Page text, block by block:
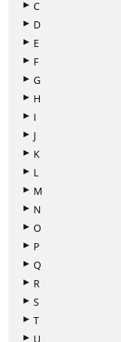
C
D
E
F
G
H
I
J
K
L
M
N
O
P
Q
R
S
T
U